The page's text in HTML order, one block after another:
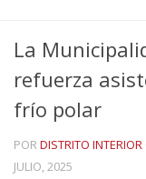
La
refuerza
frío polar
PORDISTRITO INTERIOR
JULIO, 2025